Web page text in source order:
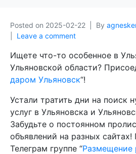
Posted on 2025-02-22 By
Leave a comment
Ищете что-то особенное в
Ульяновской области?
даром Ульяновск“!
Устали тратить дни на поиск
услуг в Ульяновска и
Забудьте о постоянном
объявлений на разных
Телеграм группе “Размещение